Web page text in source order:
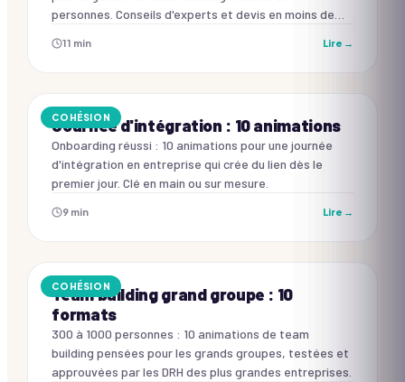
personnes. Conseils d'experts et devis en moins de
11 min Lire →
COHÉSION
Journée d'intégration : 10 animations
Onboarding réussi : 10 animations pour une journée
d'intégration en entreprise qui crée du lien dès le
premier jour. Clé en main ou sur mesure.
9 min Lire →
COHÉSION
Team building grand groupe : 10
formats
300 à 1000 personnes : 10 animations de team
building pensées pour les grands groupes, testées et
approuvées par les DRH des plus grandes entreprises.